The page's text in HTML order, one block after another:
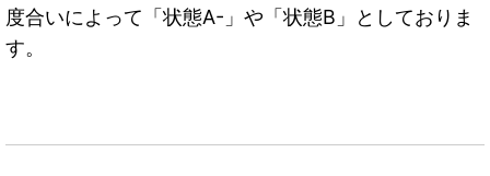
度合いによって「状態A-」や「状態B」としておりま
す。